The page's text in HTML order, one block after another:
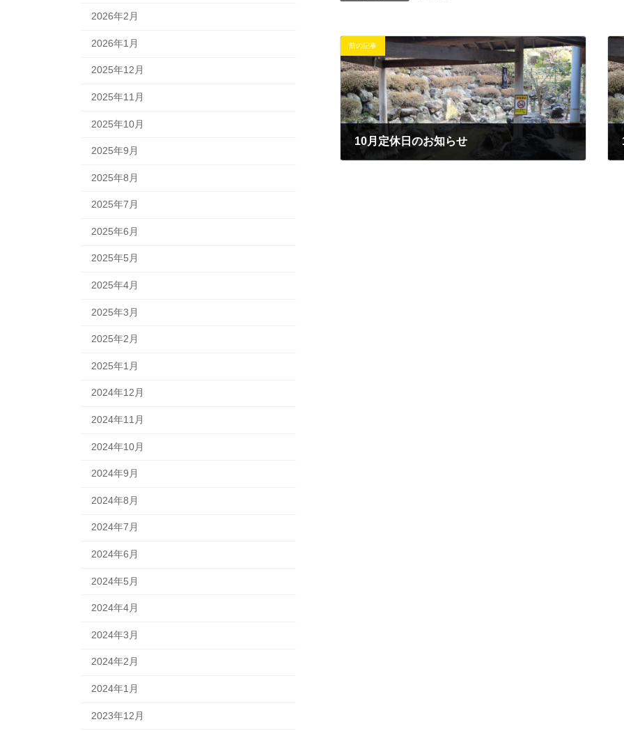
前の記事
10月定休日のお知らせ
2026年2月
2026年1月
2025年12月
2025年11月
2025年10月
2025年9月
2025年8月
2025年7月
2025年6月
2025年5月
2025年4月
2025年3月
2025年2月
2025年1月
2024年12月
2024年11月
2024年10月
2024年9月
2024年8月
2024年7月
2024年6月
2024年5月
2024年4月
2024年3月
2024年2月
2024年1月
2023年12月